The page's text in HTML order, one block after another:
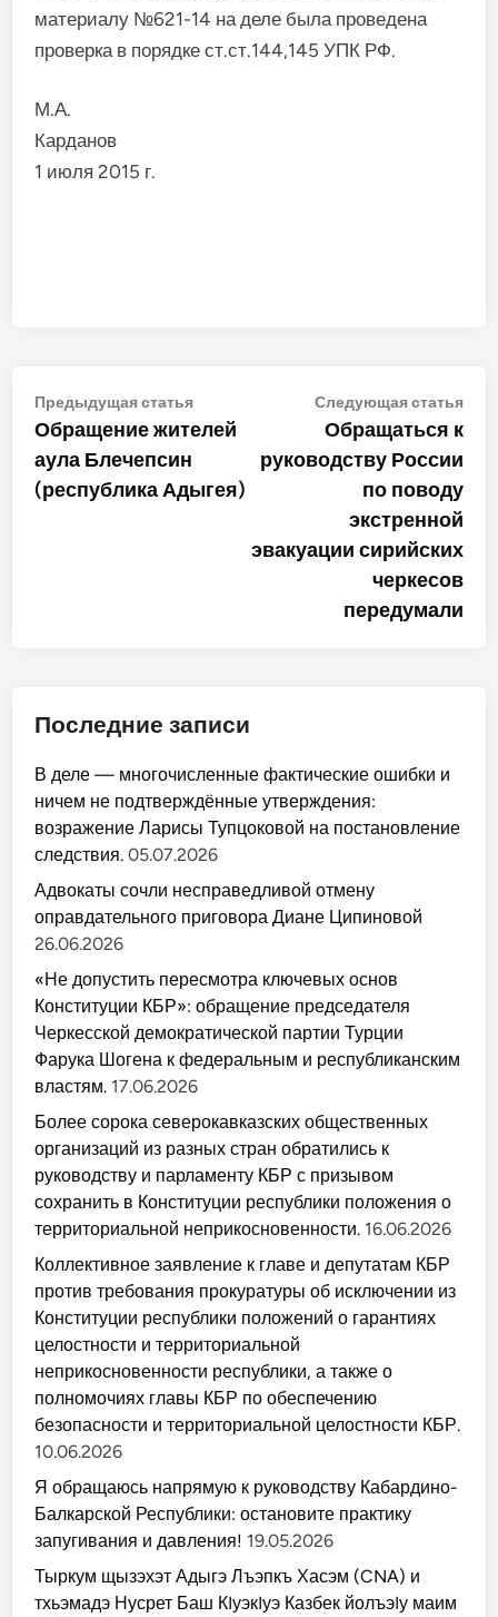
материалу №621-14 на деле была проведена
проверка в порядке ст.ст.144,145 УПК РФ.
М.А.
1 июля 2015 г.
Навигация
по
записям
Предыдущая статьяПредыдущая
статья:
Обращение жителей
аула Блечепсин
(республика Адыгея)
Следующая статья
Обращаться к
руководству России
по поводу
экстренной
эвакуации сирийских
черкесов
передумали
Последние записи
В деле — многочисленные фактические ошибки и
ничем не подтверждённые утверждения:
возражение Ларисы Тупцоковой на постановление
следствия. 05.07.2026
Адвокаты сочли несправедливой отмену
оправдательного приговора Диане Ципиновой
26.06.2026
«Не допустить пересмотра ключевых основ
Конституции КБР»: обращение председателя
Черкесской демократической партии Турции
Фарука Шогена к федеральным и республиканским
властям. 17.06.2026
Более сорока северокавказских общественных
организаций из разных стран обратились к
руководству и парламенту КБР с призывом
сохранить в Конституции республики положения о
территориальной неприкосновенности. 16.06.2026
Коллективное заявление к главе и депутатам КБР
против требования прокуратуры об исключении из
Конституции республики положений о гарантиях
целостности и территориальной
неприкосновенности республики, а также о
полномочиях главы КБР по обеспечению
безопасности и территориальной целостности КБР.
10.06.2026
Я обращаюсь напрямую к руководству Кабардино-
Балкарской Республики: остановите практику
запугивания и давления! 19.05.2026
Тыркум щызэхэт Адыгэ Лъэпкъ Хасэм (CNA) и
тхьэмадэ Нусрет Баш КIуэкIуэ Казбек йолъэIу маим